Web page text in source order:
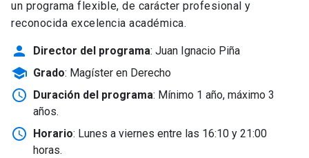
un programa flexible, de carácter profesional y
reconocida excelencia académica.
person Director del programa: Juan Ignacio Piña
school Grado: Magíster en Derecho
schedule Duración del programa: Mínimo 1 año, máximo 3
años.
schedule Horario: Lunes a viernes entre las 16:10 y 21:00
horas.